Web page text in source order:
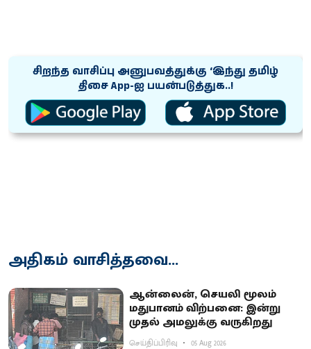
சிறந்த வாசிப்பு அனுபவத்துக்கு ‘இந்து தமிழ்
திசை App-ஐ பயன்படுத்துக..!
அதிகம் வாசித்தவை...
ஆன்லைன், செயலி மூலம்
மதுபானம் விற்பனை: இன்று
முதல் அமலுக்கு வருகிறது
செய்திப்பிரிவு 05 Aug 2026